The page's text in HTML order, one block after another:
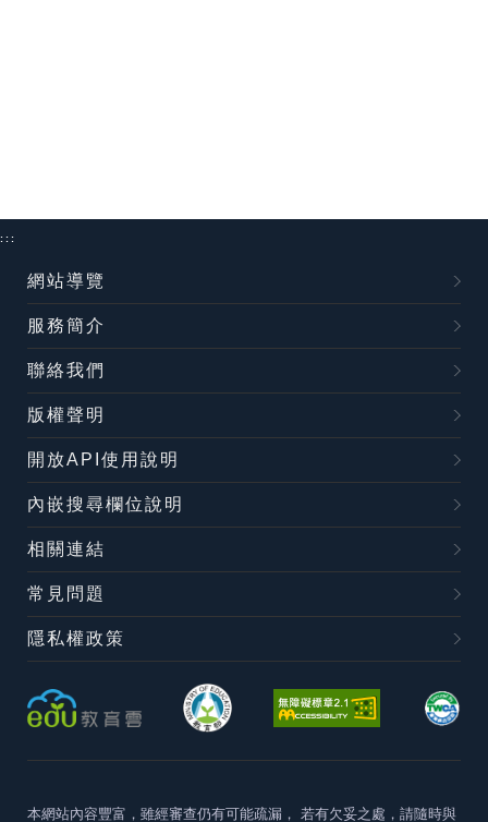
:::
網站導覽
服務簡介
聯絡我們
版權聲明
開放API使用說明
內嵌搜尋欄位說明
相關連結
常見問題
隱私權政策
本網站內容豐富，雖經審查仍有可能疏漏， 若有欠妥之處，請隨時與